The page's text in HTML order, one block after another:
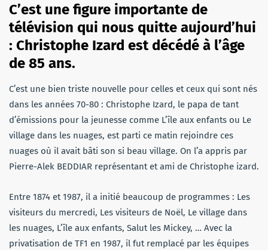
C’est une figure importante de
télévision qui nous quitte aujourd’hui
: Christophe Izard est décédé à l’âge
de 85 ans.
C’est une bien triste nouvelle pour celles et ceux qui sont nés
dans les années 70-80 : Christophe Izard, le papa de tant
d’émissions pour la jeunesse comme L’île aux enfants ou Le
village dans les nuages, est parti ce matin rejoindre ces
nuages où il avait bâti son si beau village. On l’a appris par
Pierre-Alek BEDDIAR représentant et ami de Christophe izard.
Entre 1874 et 1987, il a initié beaucoup de programmes : Les
visiteurs du mercredi, Les visiteurs de Noël, Le village dans
les nuages, L’île aux enfants, Salut les Mickey, … Avec la
privatisation de TF1 en 1987, il fut remplacé par les équipes